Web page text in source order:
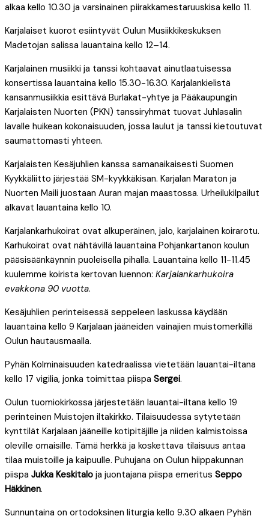
alkaa kello 10.30 ja varsinainen piirakkamestaruuskisa kello 11.
Karjalaiset kuorot esiintyvät Oulun Musiikkikeskuksen
Madetojan salissa lauantaina kello 12–14.
Karjalainen musiikki ja tanssi kohtaavat ainutlaatuisessa
konsertissa lauantaina kello 15.30-16.30. Karjalankielistä
kansanmusiikkia esittävä Burlakat-yhtye ja Pääkaupungin
Karjalaisten Nuorten (PKN) tanssiryhmät tuovat Juhlasalin
lavalle huikean kokonaisuuden, jossa laulut ja tanssi kietoutuvat
saumattomasti yhteen.
Karjalaisten Kesäjuhlien kanssa samanaikaisesti Suomen
Kyykkäliitto järjestää SM-kyykkäkisan. Karjalan Maraton ja
Nuorten Maili juostaan Auran majan maastossa. Urheilukilpailut
alkavat lauantaina kello 10.
Karjalankarhukoirat ovat alkuperäinen, jalo, karjalainen koirarotu.
Karhukoirat ovat nähtävillä lauantaina Pohjankartanon koulun
pääsisäänkäynnin puoleisella pihalla. Lauantaina kello 11-11.45
kuulemme koirista kertovan luennon: Karjalankarhukoira
evakkona 90 vuotta.
Kesäjuhlien perinteisessä seppeleen laskussa käydään
lauantaina kello 9 Karjalaan jääneiden vainajien muistomerkillä
Oulun hautausmaalla.
Pyhän Kolminaisuuden katedraalissa vietetään lauantai-iltana
kello 17 vigilia, jonka toimittaa piispa Sergei.
Oulun tuomiokirkossa järjestetään lauantai-iltana kello 19
perinteinen Muistojen iltakirkko. Tilaisuudessa sytytetään
kynttilät Karjalaan jääneille kotipitäjille ja niiden kalmistoissa
oleville omaisille. Tämä herkkä ja koskettava tilaisuus antaa
tilaa muistoille ja kaipuulle. Puhujana on Oulun hiippakunnan
piispa Jukka Keskitalo ja juontajana piispa emeritus Seppo
Häkkinen.
Sunnuntaina on ortodoksinen liturgia kello 9.30 alkaen Pyhän